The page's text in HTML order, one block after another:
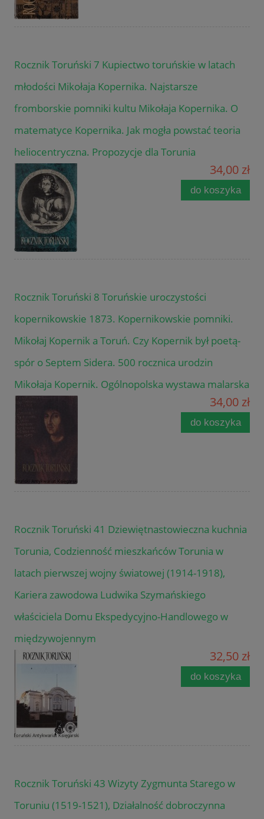
Rocznik Toruński 7 Kupiectwo toruńskie w latach
młodości Mikołaja Kopernika. Najstarsze
fromborskie pomniki kultu Mikołaja Kopernika. O
matematyce Kopernika. Jak mogła powstać teoria
heliocentryczna. Propozycje dla Torunia
34,00 zł
do koszyka
Rocznik Toruński 8 Toruńskie uroczystości
kopernikowskie 1873. Kopernikowskie pomniki.
Mikołaj Kopernik a Toruń. Czy Kopernik był poetą-
spór o Septem Sidera. 500 rocznica urodzin
Mikołaja Kopernik. Ogólnopolska wystawa malarska
34,00 zł
do koszyka
Rocznik Toruński 41 Dziewiętnastowieczna kuchnia
Torunia, Codzienność mieszkańców Torunia w
latach pierwszej wojny światowej (1914-1918),
Kariera zawodowa Ludwika Szymańskiego
właściciela Domu Ekspedycyjno-Handlowego w
międzywojennym
32,50 zł
do koszyka
Rocznik Toruński 43 Wizyty Zygmunta Starego w
Toruniu (1519-1521), Działalność dobroczynna